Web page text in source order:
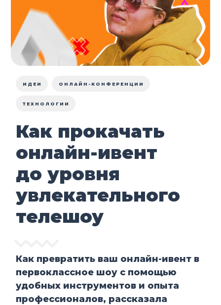
ИДЕИ ОНЛАЙН-КОНФЕРЕНЦИИ
ТЕХНОЛОГИИ
Как прокачать
онлайн-ивент
до уровня
увлекательного
телешоу
Как превратить ваш онлайн-ивент в
первоклассное шоу с помощью
удобных инструментов и опыта
профессионалов, рассказала